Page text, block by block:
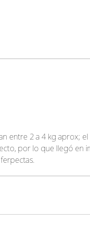
entre 2 a 4 kg aprox;
por lo que llegó en